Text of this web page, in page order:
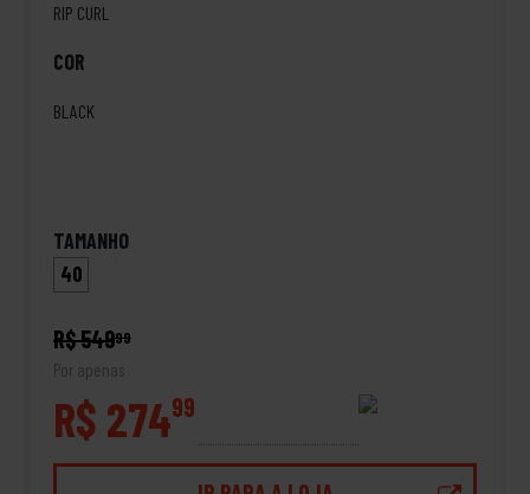
RIP CURL
COR
BLACK
TAMANHO
40
R$ 54999
Por apenas
R$ 27499